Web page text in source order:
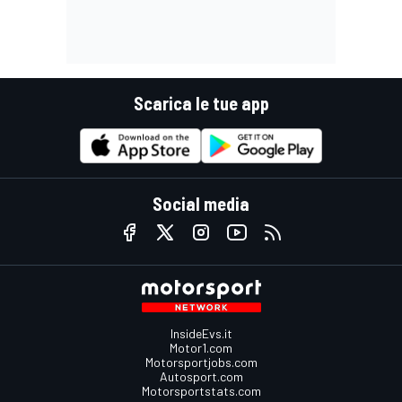
Scarica le tue app
Social media
InsideEvs.it
Motor1.com
Motorsportjobs.com
Autosport.com
Motorsportstats.com